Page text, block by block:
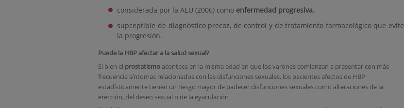
considerada por la AEU (2006) como enfermedad progresiva.
supceptible de diagnóstico precoz, de control y de tratamiento farmacológico que evite
la progresión.
Puede la HBP afectar a la salud sexual?
Si bien el prostatismo acontece en la misma edad en que los varones comienzan a presentar con más
frecuencia síntomas relacionados con las disfunciones sexuales, los pacientes afectos de HBP
estadísticamente tienen un riesgo mayor de padecer disfunciones sexuales como alteraciones de la
erección, del deseo sexual o de la eyaculación